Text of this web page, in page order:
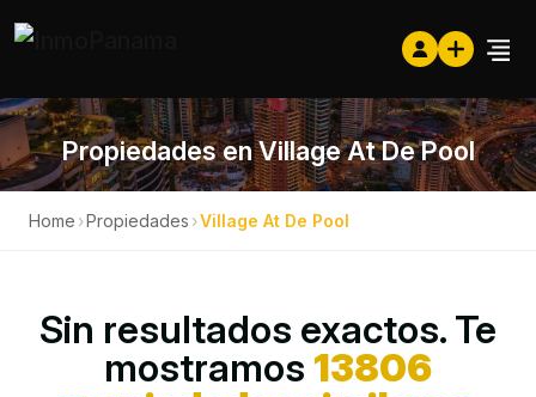
Propiedades en Village At De Pool
Home ›Propiedades ›Village At De Pool
Sin resultados exactos. Te
mostramos 13806